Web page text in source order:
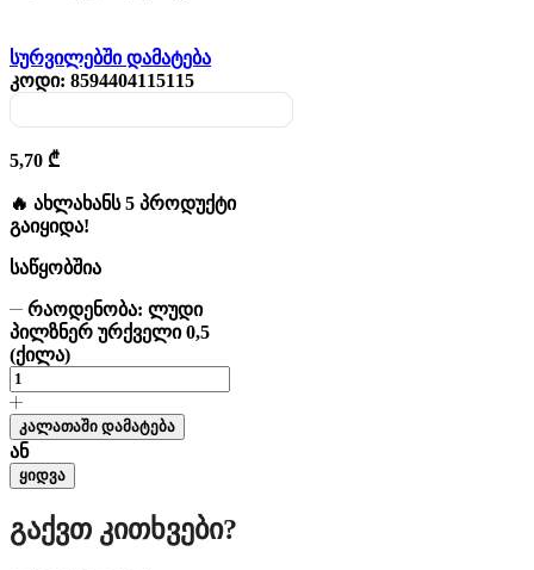
სურვილებში დამატება
კოდი: 8594404115115
5,70 ₾
🔥 ახლახანს 5 პროდუქტი
გაიყიდა!
საწყობშია
რაოდენობა: ლუდი
პილზნერ ურქველი 0,5
(ქილა)
კალათაში დამატება
ან
ყიდვა
Გაქვთ Კითხვები?